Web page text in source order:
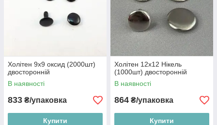
Холітен 9x9 оксид (2000шт)
двосторонній
В наявності
833 ₴/упаковка
Купити
Холітен 12x12 Нікель
(1000шт) двосторонній
В наявності
864 ₴/упаковка
Купити